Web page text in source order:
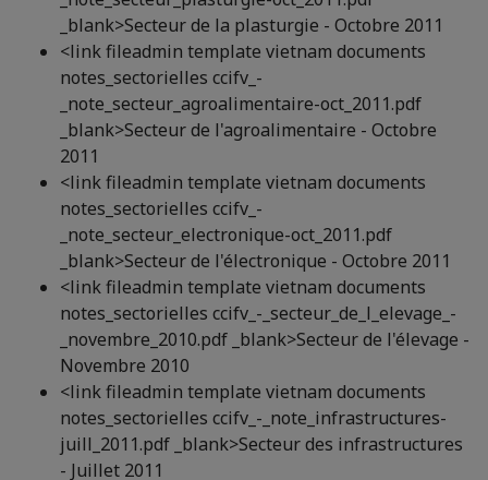
_blank>Secteur de la plasturgie - Octobre 2011
<link fileadmin template vietnam documents
notes_sectorielles ccifv_-
_note_secteur_agroalimentaire-oct_2011.pdf
_blank>Secteur de l'agroalimentaire - Octobre
2011
<link fileadmin template vietnam documents
notes_sectorielles ccifv_-
_note_secteur_electronique-oct_2011.pdf
_blank>Secteur de l'électronique - Octobre 2011
<link fileadmin template vietnam documents
notes_sectorielles ccifv_-_secteur_de_l_elevage_-
_novembre_2010.pdf _blank>Secteur de l'élevage -
Novembre 2010
<link fileadmin template vietnam documents
notes_sectorielles ccifv_-_note_infrastructures-
juill_2011.pdf _blank>Secteur des infrastructures
- Juillet 2011